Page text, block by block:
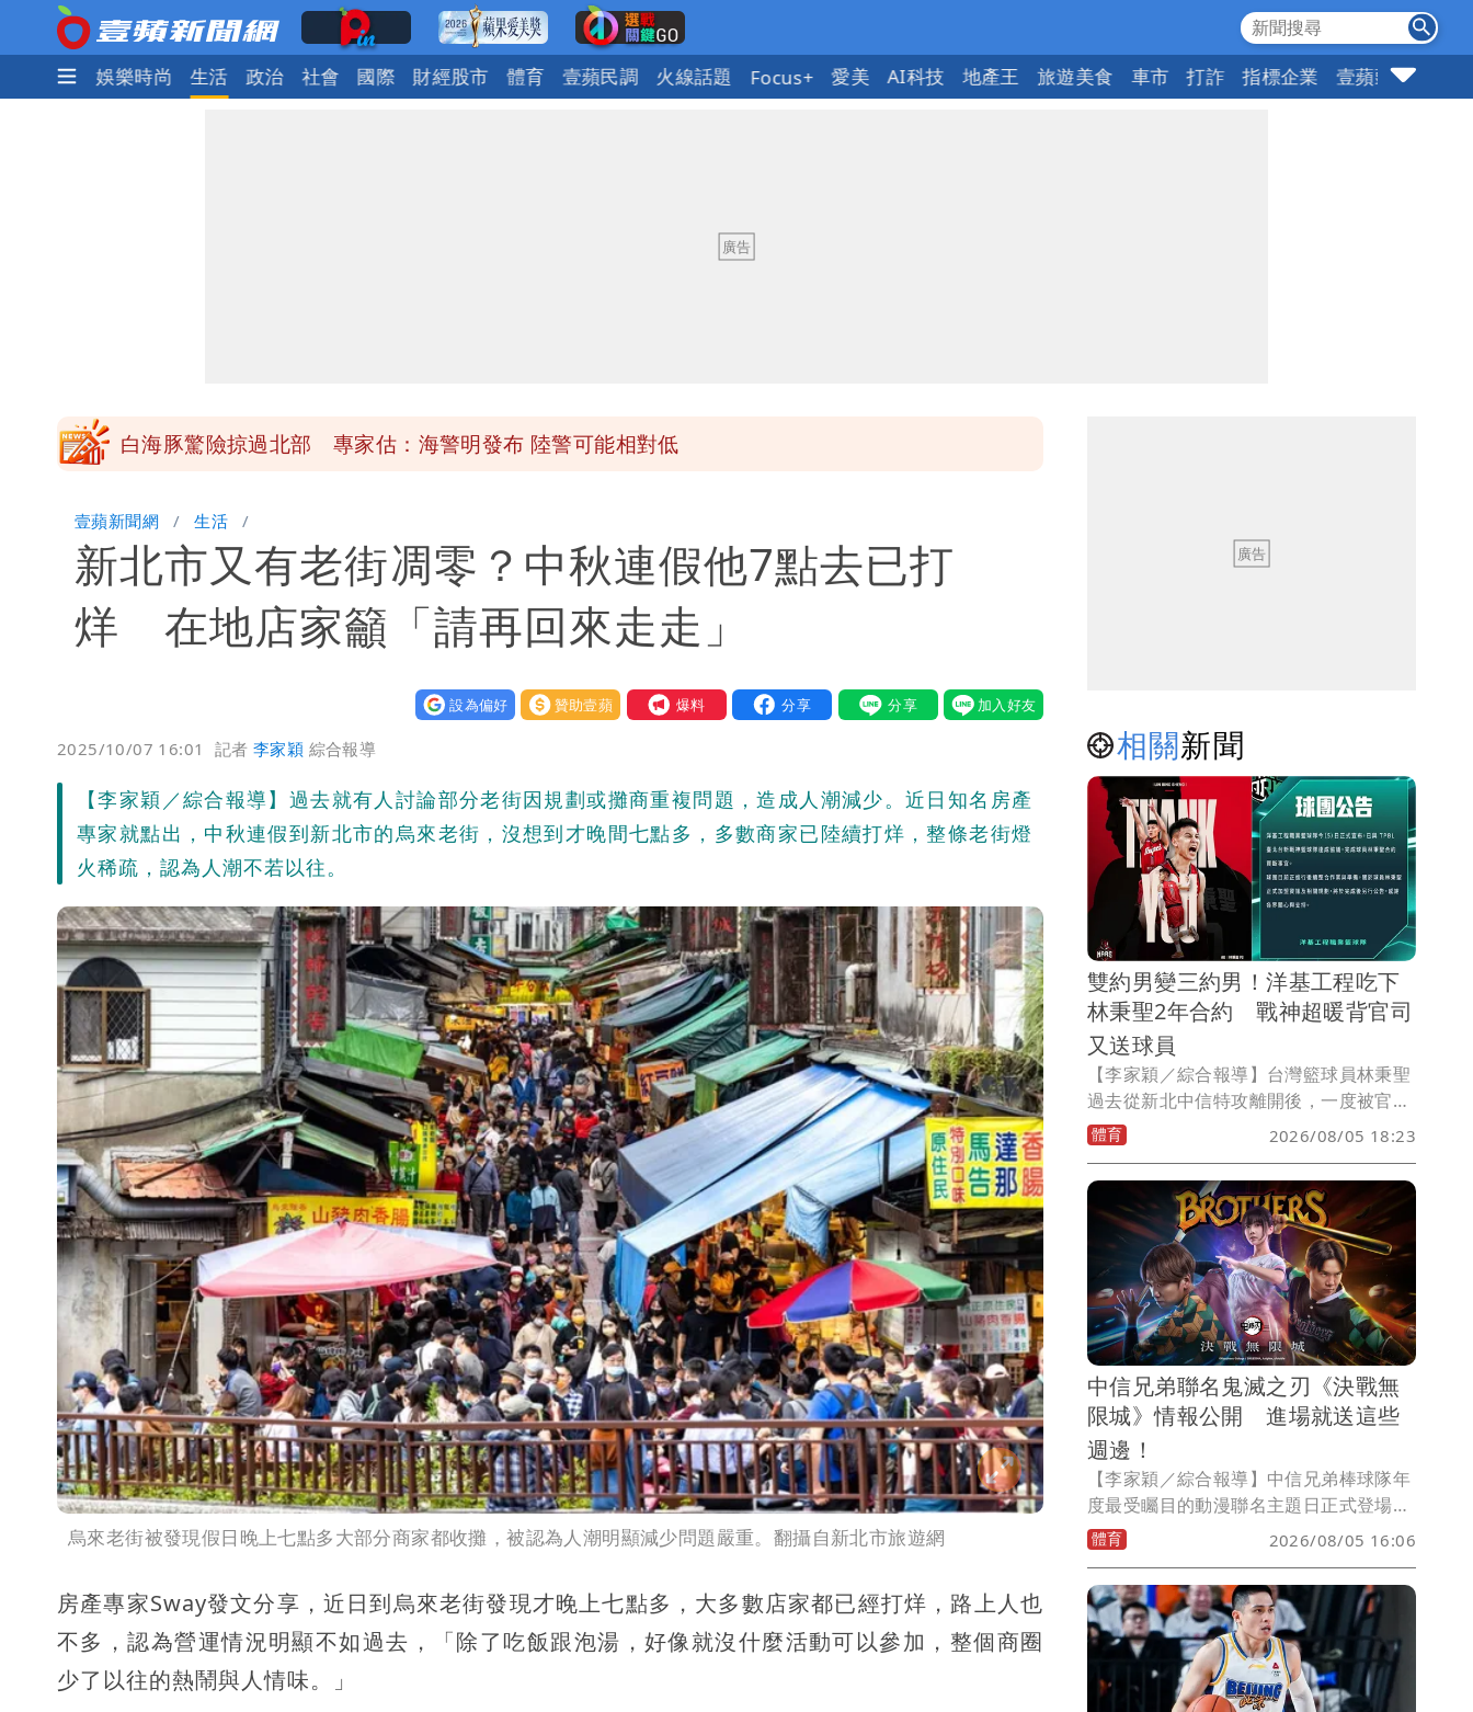
熱門 娛樂時尚 生活 政治 社會 國際 財經股市 體育 壹蘋民調 火線話題 Focus+ 愛美 AI科技 地產王 旅遊美食 車市 打詐 指標企業 壹蘋頭家
白海豚颱風逼近！鄭明典示警「恐遇黑潮變強」 路徑分歧藏警訊：不利強度維持
「楊承勳」名字終於公開！被害人父淚喊「終於能交代」 捐500萬獎學金延續愛
壹蘋新聞網 生活
新北市又有老街凋零？中秋連假他7點去已打
烊 在地店家籲「請再回來走走」
設為偏好 贊助壹蘋 我要爆料
2025/10/07 16:01 記者李家穎 綜合報導
【李家穎／綜合報導】過去就有人討論部分老街因規劃或攤商重複問題，造成人潮減少。近日知名房產
專家就點出，中秋連假到新北市的烏來老街，沒想到才晚間七點多，多數商家已陸續打烊，整條老街燈
火稀疏，認為人潮不若以往。
烏來老街被發現假日晚上七點多大部分商家都收攤，被認為人潮明顯減少問題嚴重。翻攝自新北市旅遊網
房產專家Sway發文分享，近日到烏來老街發現才晚上七點多，大多數店家都已經打烊，路上人也
不多，認為營運情況明顯不如過去，「除了吃飯跟泡湯，好像就沒什麼活動可以參加，整個商圈
少了以往的熱鬧與人情味。」
相關新聞
雙約男變三約男！洋基工程吃下
林秉聖2年合約 戰神超暖背官司
又送球員
【李家穎／綜合報導】台灣籃球員林秉聖
過去從新北中信特攻離開後，一度被官宣
加入新竹攻城獅卻又簽下臺北台新戰神合
約，導致出現罕見的雙約狀況，最後挨告
吃上官司，也讓戰神創隊就蒙上一層灰，
今（5）日戰神發布公告指出林秉聖主動
要離隊，並由洋基工程買斷剩下合約，再
度引起話題。
體育 2026/08/05 18:23
中信兄弟聯名鬼滅之刃《決戰無
限城》情報公開 進場就送這些
週邊！
【李家穎／綜合報導】中信兄弟棒球隊年
度最受矚目的動漫聯名主題日正式登場！
9月18日至20日，將於臺北大巨蛋攜手話
題動漫作品《鬼滅之刃》舉辦《決戰無限
城》主題日，今（5）日率先公開活動主
視覺，並同步揭曉全新聯名球衣及限定入
場贈品，門票將於8月6日正式開賣，邀請
球迷一同踏入《決戰無限城》，感受棒球
與《鬼滅之刃》交織出的熱血魅力。
體育 2026/08/05 16:06